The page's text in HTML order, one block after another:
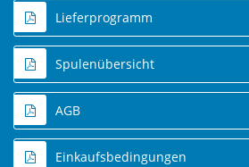
Lieferprogramm
Spulenübersicht
AGB
Einkaufsbedingungen